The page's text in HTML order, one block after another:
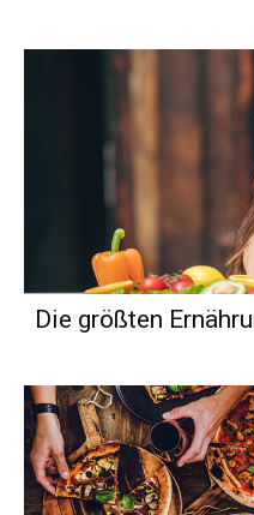
Die größten